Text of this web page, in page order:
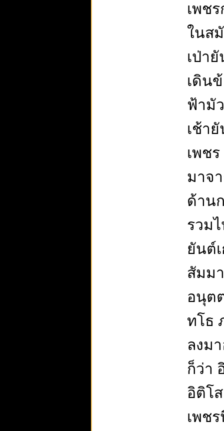
เพช
ในส
เป่า
เดิน
ฟ้ามั
เช้า
เพช
มาจ
ด้าน
รวม
ยันต์
สัมม
อนุต
ทโธ
ลงม
ก็ว่า
อิติโ
เพช